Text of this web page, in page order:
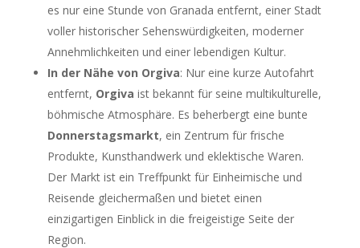
es nur eine Stunde von Granada entfernt, einer Stadt
voller historischer Sehenswürdigkeiten, moderner
Annehmlichkeiten und einer lebendigen Kultur.
In der Nähe von Orgiva: Nur eine kurze Autofahrt
entfernt, Orgiva ist bekannt für seine multikulturelle,
böhmische Atmosphäre. Es beherbergt eine bunte
Donnerstagsmarkt, ein Zentrum für frische
Produkte, Kunsthandwerk und eklektische Waren.
Der Markt ist ein Treffpunkt für Einheimische und
Reisende gleichermaßen und bietet einen
einzigartigen Einblick in die freigeistige Seite der
Region.